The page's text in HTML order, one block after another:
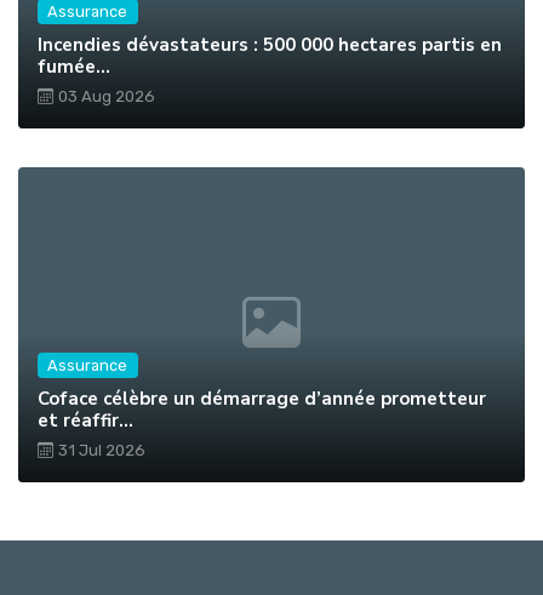
Assurance
Incendies dévastateurs : 500 000 hectares partis en
fumée...
03 Aug 2026
Assurance
Coface célèbre un démarrage d’année prometteur
et réaffir...
31 Jul 2026